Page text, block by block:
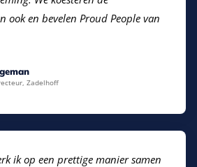
ook en bevelen Proud People van
Zadelhoff
ik op een prettige manier samen